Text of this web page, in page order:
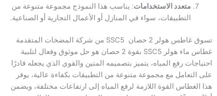
متعدد الاستخدامات: يناسب هذا النموذج مجموعة متنوعة من
التطبيقات، سواء في المنازل أو الأعمال التجارية أو الصناعية.
تسوق غاطس هولر 2 حصان SSC5 من شركة المضخات المتقدمة
غطاس ماء هولر SSC5 بقوة 2 حصان هو حل موثوق وفعال لتلبية
احتياجات رفع المياه، يتميز بتصميمه المتين والقوي الذي يجعله قادرًا
على التعامل مع مجموعة متنوعة من التطبيقات بكفاءة عالية، يوفر
هذا الغطاس القوة اللازمة لرفع المياه إلى ارتفاعات مختلفة، ويضمن